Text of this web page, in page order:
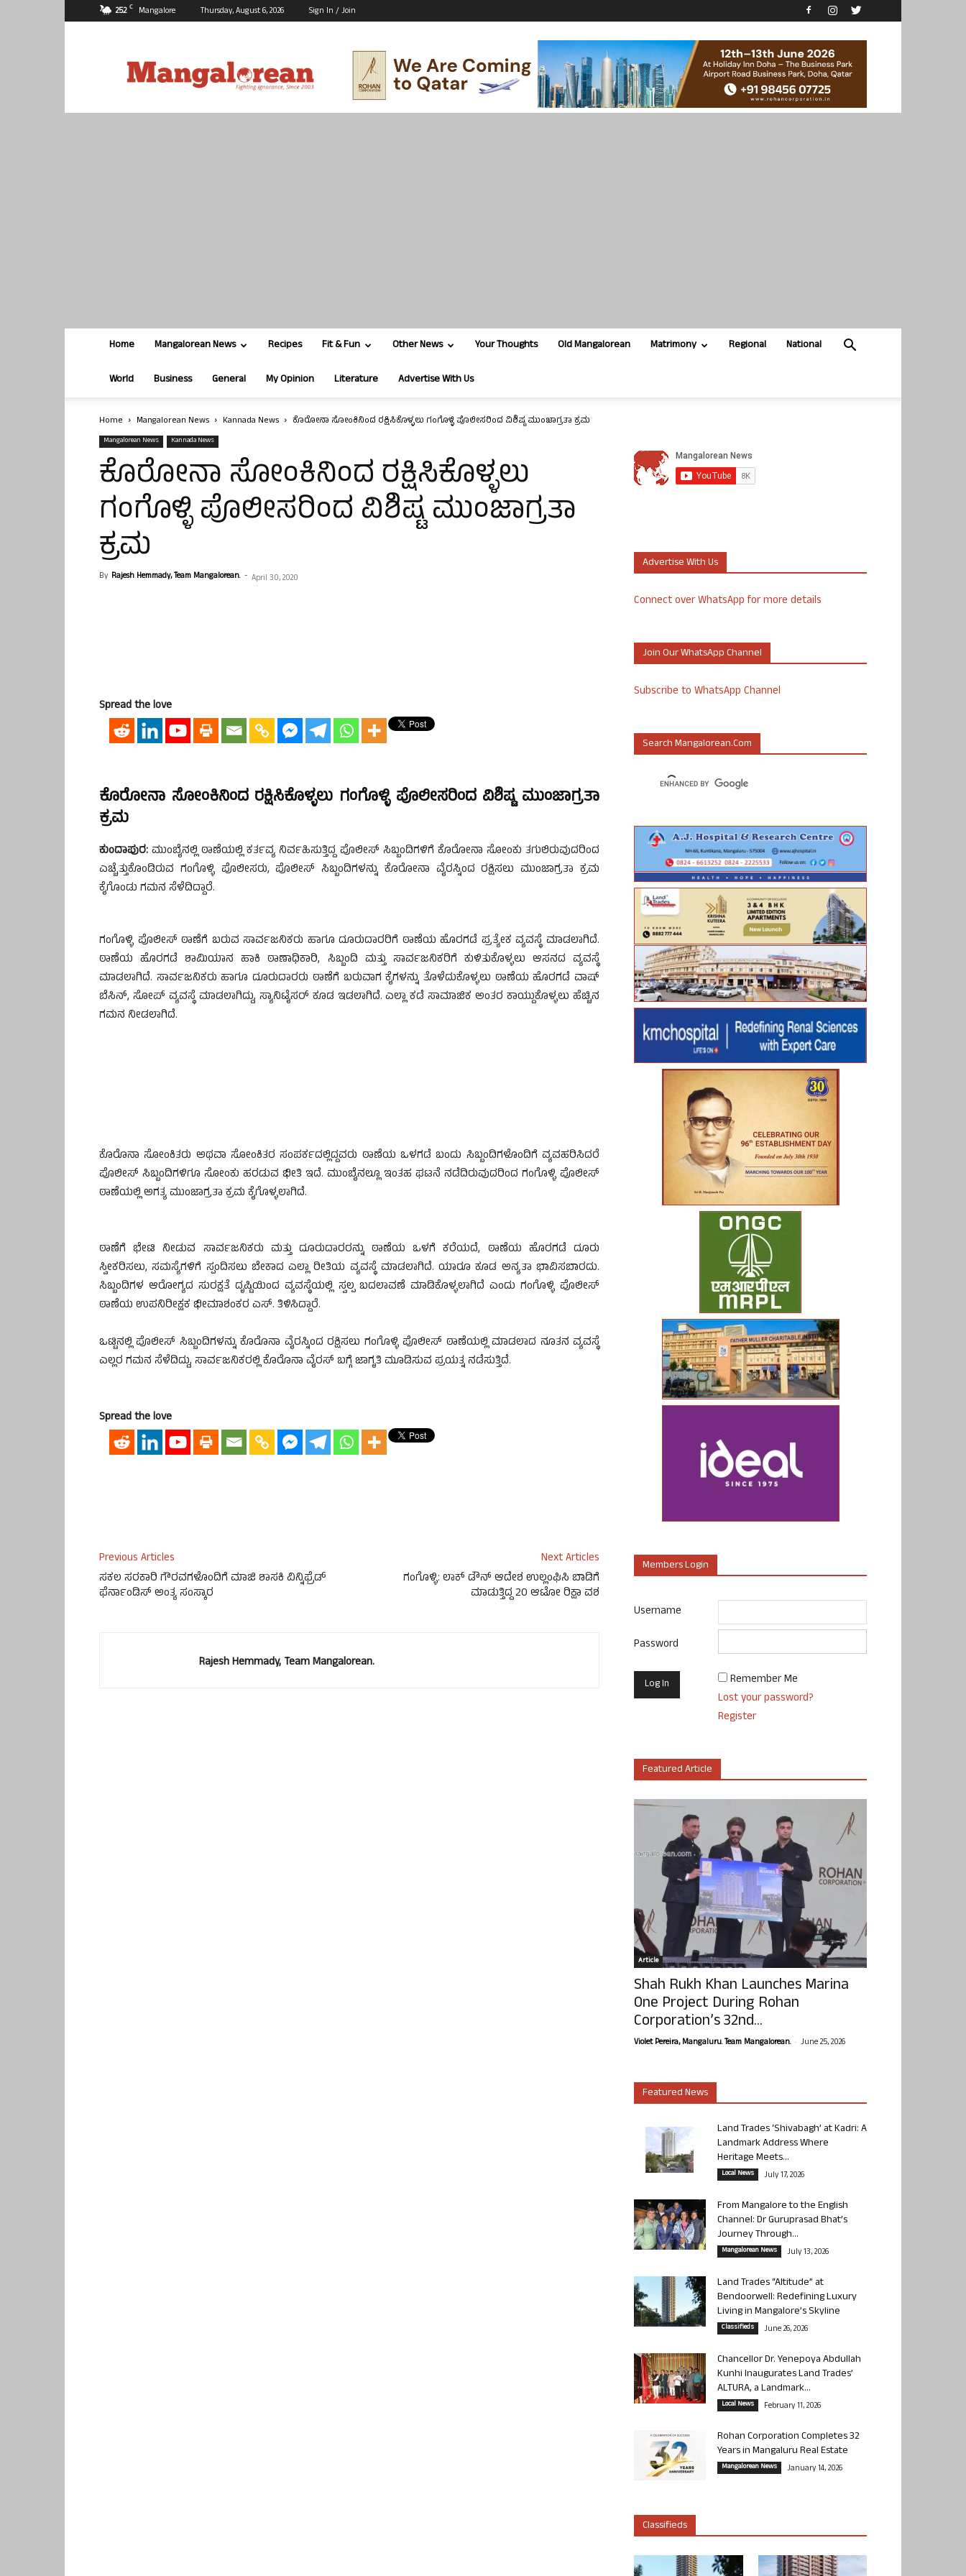
25.2 C Mangalore Thursday, August 6, 2026 Sign In / Join
Home Mangalorean News Recipes Fit & Fun Other News Your Thoughts Old Mangalorean Matrimony Regional National
World Business General My Opinion Literature Advertise With Us
Home Mangalorean News Kannada News ಕೊರೋನಾ ಸೋಂಕಿನಿಂದ ರಕ್ಷಿಸಿಕೊಳ್ಳಲು ಗಂಗೊಳ್ಳಿ ಪೊಲೀಸರಿಂದ ವಿಶಿಷ್ಟ ಮುಂಜಾಗ್ರತಾ ಕ್ರಮ
Mangalorean News Kannada News
ಕೊರೋನಾ ಸೋಂಕಿನಿಂದ ರಕ್ಷಿಸಿಕೊಳ್ಳಲು
ಗಂಗೊಳ್ಳಿ ಪೊಲೀಸರಿಂದ ವಿಶಿಷ್ಟ ಮುಂಜಾಗ್ರತಾ
ಕ್ರಮ
By Rajesh Hemmady, Team Mangalorean. - April 30, 2020
Spread the love
ಕೊರೋನಾ ಸೋಂಕಿನಿಂದ ರಕ್ಷಿಸಿಕೊಳ್ಳಲು ಗಂಗೊಳ್ಳಿ ಪೊಲೀಸರಿಂದ ವಿಶಿಷ್ಟ ಮುಂಜಾಗ್ರತಾ
ಕ್ರಮ
ಕುಂದಾಪುರ: ಮುಂಬೈನಲ್ಲಿ ಠಾಣೆಯಲ್ಲಿ ಕರ್ತವ್ಯ ನಿರ್ವಹಿಸುತ್ತಿದ್ದ ಪೊಲೀಸ್ ಸಿಬ್ಬಂದಿಗಳಿಗೆ ಕೊರೋನಾ ಸೋಂಕು ತಗುಲಿರುವುದರಿಂದ
ಎಚ್ಚೆತ್ತುಕೊಂಡಿರುವ ಗಂಗೊಳ್ಳಿ ಪೊಲೀಸರು, ಪೊಲೀಸ್ ಸಿಬ್ಬಂದಿಗಳನ್ನು ಕೊರೋನಾ ವೈರಸ್ನಿಂದ ರಕ್ಷಿಸಲು ಮುಂಜಾಗ್ರತಾ ಕ್ರಮ
ಕೈಗೊಂಡು ಗಮನ ಸೆಳೆದಿದ್ದಾರೆ.
ಗಂಗೊಳ್ಳಿ ಪೊಲೀಸ್ ಠಾಣೆಗೆ ಬರುವ ಸಾರ್ವಜನಿಕರು ಹಾಗೂ ದೂರುದಾರರಿಗೆ ಠಾಣೆಯ ಹೊರಗಡೆ ಪ್ರತ್ಯೇಕ ವ್ಯವಸ್ಥೆ ಮಾಡಲಾಗಿದೆ.
ಠಾಣೆಯ ಹೊರಗಡೆ ಶಾಮಿಯಾನ ಹಾಕಿ ಠಾಣಾಧಿಕಾರಿ, ಸಿಬ್ಬಂದಿ ಮತ್ತು ಸಾರ್ವಜನಿಕರಿಗೆ ಕುಳಿತುಕೊಳ್ಳಲು ಆಸನದ ವ್ಯವಸ್ಥೆ
ಮಾಡಲಾಗಿದೆ. ಸಾರ್ವಜನಿಕರು ಹಾಗೂ ದೂರುದಾರರು ಠಾಣೆಗೆ ಬರುವಾಗ ಕೈಗಳನ್ನು ತೊಳೆದುಕೊಳ್ಳಲು ಠಾಣೆಯ ಹೊರಗಡೆ ವಾಷ್
ಬೆಸಿನ್, ಸೋಪ್ ವ್ಯವಸ್ಥೆ ಮಾಡಲಾಗಿದ್ದು, ಸ್ಯಾನಿಟೈಸರ್ ಕೂಡ ಇಡಲಾಗಿದೆ. ಎಲ್ಲಾ ಕಡೆ ಸಾಮಾಜಿಕ ಅಂತರ ಕಾಯ್ದುಕೊಳ್ಳಲು ಹೆಚ್ಚಿನ
ಗಮನ ನೀಡಲಾಗಿದೆ.
ಕೊರೊನಾ ಸೋಂಕಿತರು ಅಥವಾ ಸೋಂಕಿತರ ಸಂಪರ್ಕದಲ್ಲಿದ್ದವರು ಠಾಣೆಯ ಒಳಗಡೆ ಬಂದು ಸಿಬ್ಬಂದಿಗಳೊಂದಿಗೆ ವ್ಯವಹರಿಸಿದರೆ
ಪೊಲೀಸ್ ಸಿಬ್ಬಂದಿಗಳಿಗೂ ಸೋಂಕು ಹರಡುವ ಭೀತಿ ಇದೆ. ಮುಂಬೈನಲ್ಲೂ ಇಂತಹ ಘಟನೆ ನಡೆದಿರುವುದರಿಂದ ಗಂಗೊಳ್ಳಿ ಪೊಲೀಸ್
ಠಾಣೆಯಲ್ಲಿ ಅಗತ್ಯ ಮುಂಜಾಗ್ರತಾ ಕ್ರಮ ಕೈಗೊಳ್ಳಲಾಗಿದೆ.
ಠಾಣೆಗೆ ಭೇಟಿ ನೀಡುವ ಸಾರ್ವಜನಿಕರು ಮತ್ತು ದೂರುದಾರರನ್ನು ಠಾಣೆಯ ಒಳಗೆ ಕರೆಯದೆ, ಠಾಣೆಯ ಹೊರಗಡೆ ದೂರು
ಸ್ವೀಕರಿಸಲು, ಸಮಸ್ಯೆಗಳಿಗೆ ಸ್ಪಂದಿಸಲು ಬೇಕಾದ ಎಲ್ಲಾ ರೀತಿಯ ವ್ಯವಸ್ಥೆ ಮಾಡಲಾಗಿದೆ. ಯಾರೂ ಕೂಡ ಅನ್ಯತಾ ಭಾವಿಸಬಾರದು.
ಸಿಬ್ಬಂದಿಗಳ ಆರೋಗ್ಯದ ಸುರಕ್ಷತೆ ದೃಷ್ಟಿಯಿಂದ ವ್ಯವಸ್ಥೆಯಲ್ಲಿ ಸ್ವಲ್ಪ ಬದಲಾವಣೆ ಮಾಡಿಕೊಳ್ಳಲಾಗಿದೆ ಎಂದು ಗಂಗೊಳ್ಳಿ ಪೊಲೀಸ್
ಠಾಣೆಯ ಉಪನಿರೀಕ್ಷಕ ಭೀಮಾಶಂಕರ ಎಸ್. ತಿಳಿಸಿದ್ದಾರೆ.
ಒಟ್ಟಿನಲ್ಲಿ ಪೊಲೀಸ್ ಸಿಬ್ಬಂದಿಗಳನ್ನು ಕೊರೊನಾ ವೈರಸ್ನಿಂದ ರಕ್ಷಿಸಲು ಗಂಗೊಳ್ಳಿ ಪೊಲೀಸ್ ಠಾಣೆಯಲ್ಲಿ ಮಾಡಲಾದ ನೂತನ ವ್ಯವಸ್ಥೆ
ಎಲ್ಲರ ಗಮನ ಸೆಳೆದಿದ್ದು, ಸಾರ್ವಜನಿಕರಲ್ಲಿ ಕೊರೊನಾ ವೈರಸ್ ಬಗ್ಗೆ ಜಾಗೃತಿ ಮೂಡಿಸುವ ಪ್ರಯತ್ನ ನಡೆಸುತ್ತಿದೆ.
Spread the love
Previous Articles
ಸಕಲ ಸರಕಾರಿ ಗೌರವಗಳೊಂದಿಗೆ ಮಾಜಿ ಶಾಸಕಿ ವಿನ್ನಿಫ್ರೆಡ್
ಫೆರ್ನಾಂಡಿಸ್ ಅಂತ್ಯ ಸಂಸ್ಕಾರ
Next Articles
ಗಂಗೊಳ್ಳಿ: ಲಾಕ್ ಡೌನ್ ಆದೇಶ ಉಲ್ಲಂಘಿಸಿ ಬಾಡಿಗೆ
ಮಾಡುತ್ತಿದ್ದ 20 ಆಟೋ ರಿಕ್ಷಾ ವಶ
Rajesh Hemmady, Team Mangalorean.
Advertise With Us
Connect over WhatsApp for more details
Join Our WhatsApp Channel
Subscribe to WhatsApp Channel
Search Mangalorean.com
Members Login
Username
Password
Remember Me
Lost your password?
Register
Featured Article
Article
Shah Rukh Khan Launches Marina
One Project During Rohan
Corporation’s 32nd...
Violet Pereira, Mangaluru. Team Mangalorean. - June 25, 2026
Featured News
Land Trades ‘Shivabagh’ at Kadri: A
Landmark Address Where
Heritage Meets...
Local News July 17, 2026
From Mangalore to the English
Channel: Dr Guruprasad Bhat’s
Journey Through...
Mangalorean News July 13, 2026
Land Trades “Altitude” at
Bendoorwell: Redefining Luxury
Living in Mangalore’s Skyline
Classifieds June 26, 2026
Chancellor Dr. Yenepoya Abdullah
Kunhi Inaugurates Land Trades’
ALTURA, a Landmark...
Local News February 11, 2026
Rohan Corporation Completes 32
Years in Mangaluru Real Estate
Mangalorean News January 14, 2026
Classifieds